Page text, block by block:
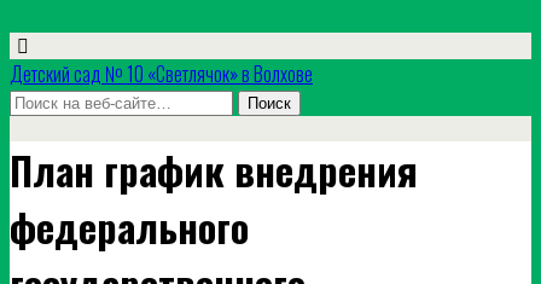
Детский сад № 10 «Светлячок» в Волхове
План график внедрения
федерального